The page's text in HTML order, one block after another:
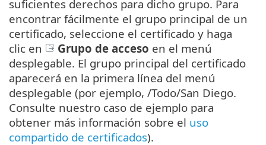
suficientes derechos para dicho grupo. Para
encontrar fácilmente el grupo principal de un
certificado, seleccione el certificado y haga
clic en
Grupo de acceso en el menú
desplegable. El grupo principal del certificado
aparecerá en la primera línea del menú
desplegable (por ejemplo, /Todo/San Diego.
Consulte nuestro caso de ejemplo para
obtener más información sobre el uso
compartido de certificados).